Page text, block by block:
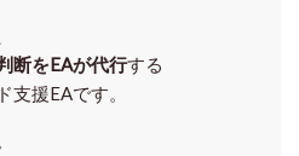
断をEAが代行する
援EAです。